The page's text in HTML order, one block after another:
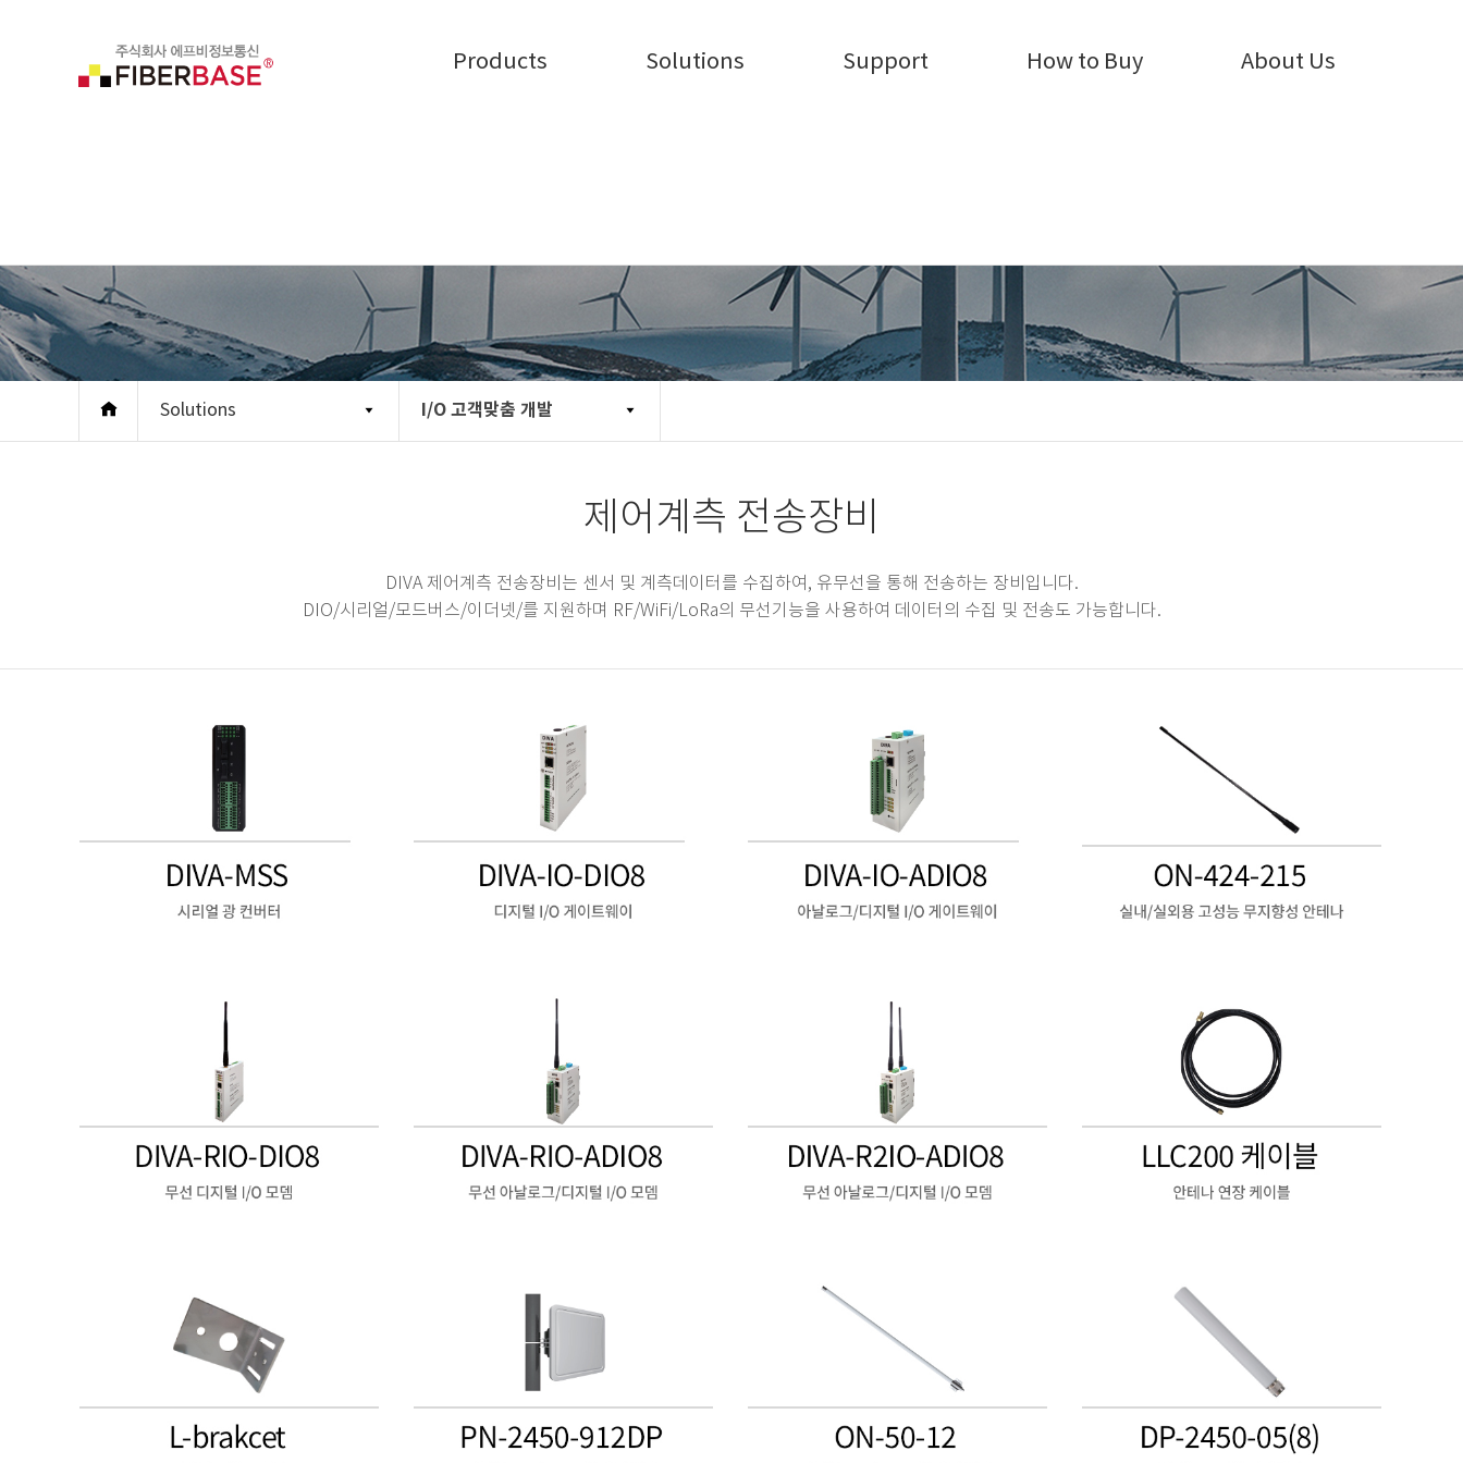
Products Solutions Support How to Buy About Us
Solutions I/O 고객맞춤 개발
제어계측 전송장비
DIVA 제어계측 전송장비는 센서 및 계측데이터를 수집하여, 유무선을 통해 전송하는 장비입니다.
DIO/시리얼/모드버스/이더넷/를 지원하며 RF/WiFi/LoRa의 무선기능을 사용하여 데이터의 수집 및 전송도 가능합니다.